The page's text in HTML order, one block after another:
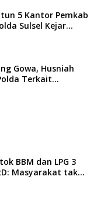
5 Kantor Pemkab
Sulsel Kejar
Gowa, Husniah
Terkait
BBM dan LPG 3
Masyarakat tak